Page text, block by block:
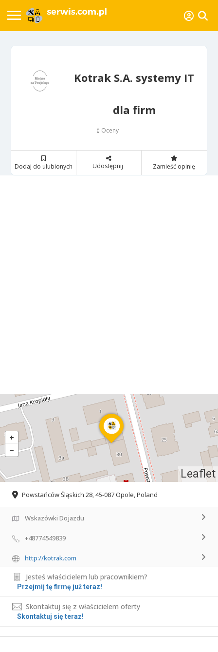
Kotrak S.A. systemy IT
dla firm
0 Oceny
Dodaj do ulubionych Udostępnij Zamieść opinię
Leaflet
Powstańców Śląskich 28, 45-087 Opole, Poland
Wskazówki Dojazdu
+48774549839
http://kotrak.com
Jesteś właścicielem lub pracownikiem?
Przejmij tę firmę już teraz!
Skontaktuj się z właścicielem oferty
Skontaktuj się teraz!